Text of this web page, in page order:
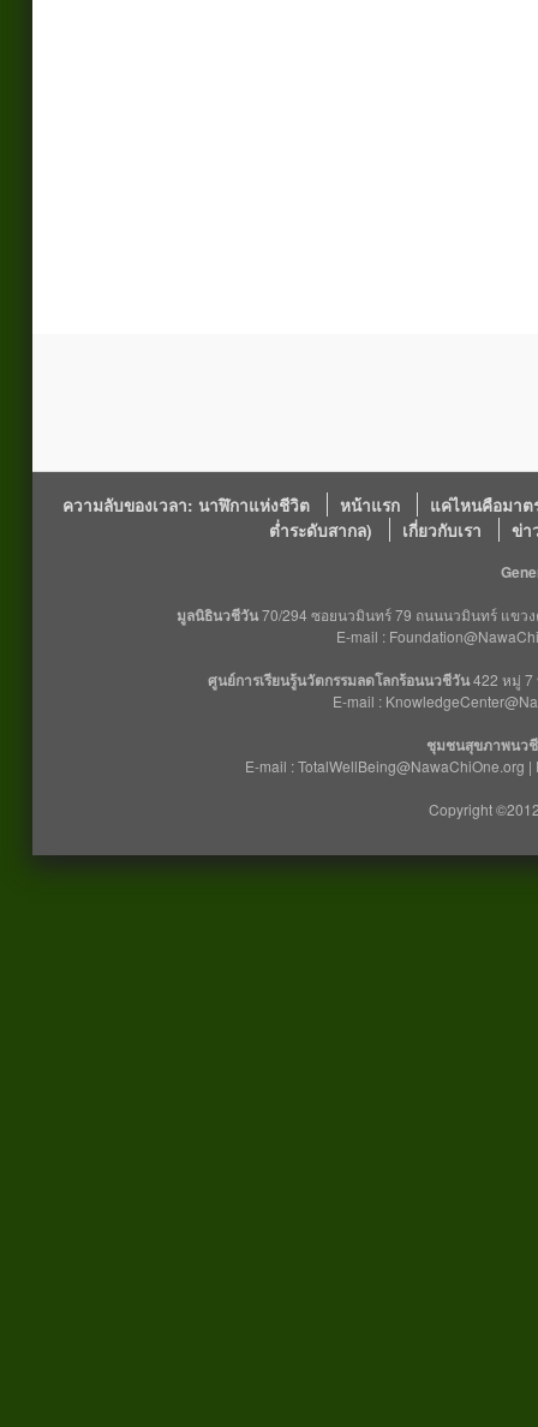
ความลับของเวลา: นาฬิกาแห่งชีวิต หน้าแรก
แค่ไหนคือมาต
ต่ำระดับสากล)
เกี่ยวกับเรา ข่า
มูลนิธินวชีวัน70/294 ซอยนวมินทร์ 79 ถนนนวมินทร์ แขวง
E-mail :
ศูนย์การเรียนรู้นวัตกรรมลดโลกร้อนนวชีวัน422 หมู่ 7
E-mail :
ชุมชนสุขภาพนว
E-mail :
Copyright